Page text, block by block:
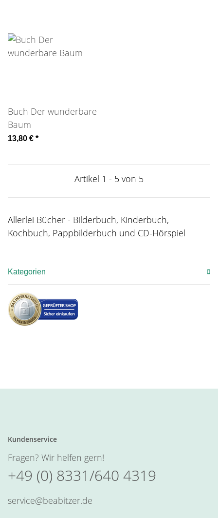
Buch Der wunderbare
Baum
13,80 € *
Artikel 1 - 5 von 5
Allerlei Bücher - Bilderbuch, Kinderbuch,
Kochbuch, Pappbilderbuch und CD-Hörspiel
Kategorien
Kundenservice
Fragen? Wir helfen gern!
+49 (0) 8331/640 4319
service@beabitzer.de